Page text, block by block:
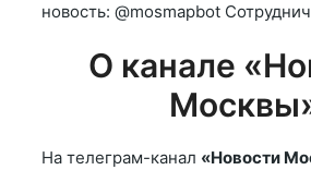
новость: @mosmapbot
О канале
На телеграм-канал «Новости